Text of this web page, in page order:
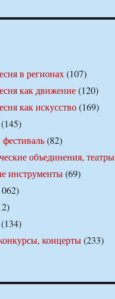
в регионах(107)
как движение(120)
как искусство(169)
(145)
(82)
объединения, театры
инструменты(69)
(134)
концерты(233)